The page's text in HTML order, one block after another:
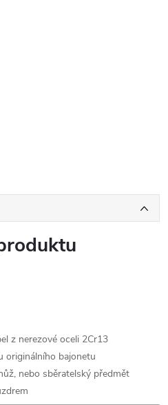
z nerezové oceli 2Cr13
originálního bajonetu
nebo sběratelský předmět